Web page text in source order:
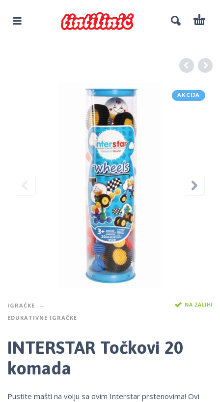
AKCIJA
IGRAČKE
EDUKATIVNE IGRAČKE
NA ZALIHI
INTERSTAR Točkovi 20
komada
Pustite mašti na volju sa ovim Interstar prstenovima! Ovi